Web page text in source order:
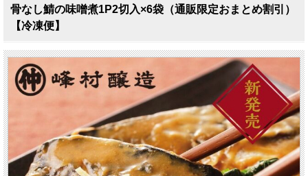
骨なし鯖の味噌煮1P2切入×6袋（通販限定おまとめ割引）
【冷凍便】